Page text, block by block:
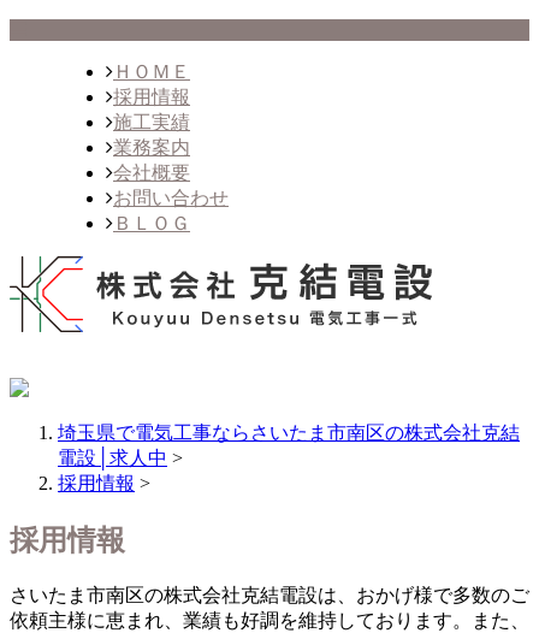
ＨＯＭＥ
採用情報
施工実績
業務案内
会社概要
お問い合わせ
ＢＬＯＧ
埼玉県で電気工事ならさいたま市南区の株式会社克結
電設│求人中 >
採用情報 >
採用情報
さいたま市南区の株式会社克結電設は、おかげ様で多数のご
依頼主様に恵まれ、業績も好調を維持しております。また、